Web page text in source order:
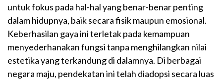
untuk fokus pada hal-hal yang benar-benar penting
dalam hidupnya, baik secara fisik maupun emosional.
Keberhasilan gaya ini terletak pada kemampuan
menyederhanakan fungsi tanpa menghilangkan nilai
estetika yang terkandung di dalamnya. Di berbagai
negara maju, pendekatan ini telah diadopsi secara luas